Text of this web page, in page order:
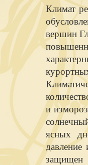
Климат
вершин
и
ясных
давление